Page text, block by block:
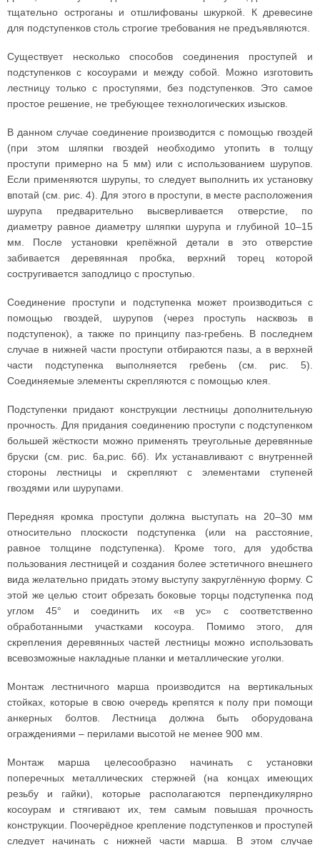
тщательно остроганы и отшлифованы шкуркой. К древесине
для подступенков столь строгие требования не предъявляются.
Существует несколько способов соединения проступей и
подступенков с косоурами и между собой. Можно изготовить
лестницу только с проступями, без подступенков. Это самое
простое решение, не требующее технологических изысков.
В данном случае соединение производится с помощью гвоздей
(при этом шляпки гвоздей необходимо утопить в толщу
проступи примерно на 5 мм) или с использованием шурупов.
Если применяются шурупы, то следует выполнить их установку
впотай (см. рис. 4). Для этого в проступи, в месте расположения
шурупа предварительно высверливается отверстие, по
диаметру равное диаметру шляпки шурупа и глубиной 10–15
мм. После установки крепёжной детали в это отверстие
забивается деревянная пробка, верхний торец которой
состругивается заподлицо с проступью.
Соединение проступи и подступенка может производиться с
помощью гвоздей, шурупов (через проступь насквозь в
подступенок), а также по принципу паз-гребень. В последнем
случае в нижней части проступи отбираются пазы, а в верхней
части подступенка выполняется гребень (см. рис. 5).
Соединяемые элементы скрепляются с помощью клея.
Подступенки придают конструкции лестницы дополнительную
прочность. Для придания соединению проступи с подступенком
большей жёсткости можно применять треугольные деревянные
бруски (см. рис. 6а,рис. 6б). Их устанавливают с внутренней
стороны лестницы и скрепляют с элементами ступеней
гвоздями или шурупами.
Передняя кромка проступи должна выступать на 20–30 мм
относительно плоскости подступенка (или на расстояние,
равное толщине подступенка). Кроме того, для удобства
пользования лестницей и создания более эстетичного внешнего
вида желательно придать этому выступу закруглённую форму. С
этой же целью стоит обрезать боковые торцы подступенка под
углом 45° и соединить их «в ус» с соответственно
обработанными участками косоура. Помимо этого, для
скрепления деревянных частей лестницы можно использовать
всевозможные накладные планки и металлические уголки.
Монтаж лестничного марша производится на вертикальных
стойках, которые в свою очередь крепятся к полу при помощи
анкерных болтов. Лестница должна быть оборудована
ограждениями – перилами высотой не менее 900 мм.
Монтаж марша целесообразно начинать с установки
поперечных металлических стержней (на концах имеющих
резьбу и гайки), которые располагаются перпендикулярно
косоурам и стягивают их, тем самым повышая прочность
конструкции. Поочерёдное крепление подступенков и проступей
следует начинать с нижней части марша. В этом случае